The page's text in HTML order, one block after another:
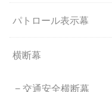
パトロール表示幕
横断幕
交通安全横断幕